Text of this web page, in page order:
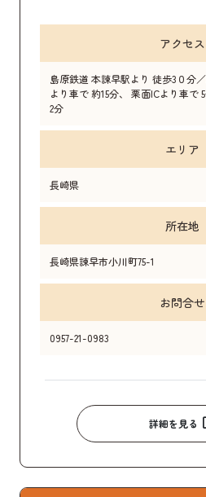
アクセス
島原鉄道 本諫早駅より 徒歩3０分
より車で 約15分、 栗面ICより車で
2分
エリア
長崎県
所在地
長崎県諫早市小川町75-1
お問合せ
0957-21-0983
詳細を見る